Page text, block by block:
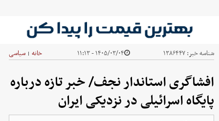
شناسه خبر:۱۳۸۶۴۴۷ ۱۴۰۵/۰۳/۰۴ - ۱۱:۱۳ خانه | سیاسی
افشاگری استاندار نجف/ خبر تازه درباره
پایگاه اسرائیلی در نزدیکی ایران